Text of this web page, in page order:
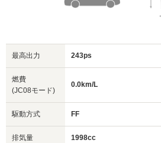
最高出力 243ps
燃費
(JC08モード)
0.0km/L
駆動方式 FF
排気量 1998cc